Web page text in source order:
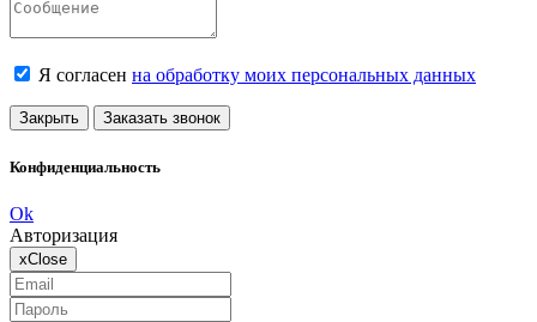
Я согласен на обработку моих персональных данных
Закрыть Заказать звонок
Конфиденциальность
Ok
Авторизация
xClose